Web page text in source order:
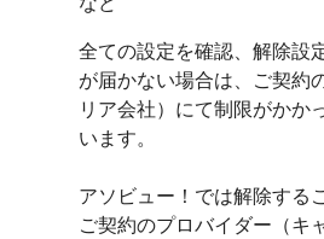
全ての設定を確認、解除設
が届かない場合は、ご契約
リア会社）にて制限がかか
います。
アソビュー！では解除する
ご契約のプロバイダー（キ